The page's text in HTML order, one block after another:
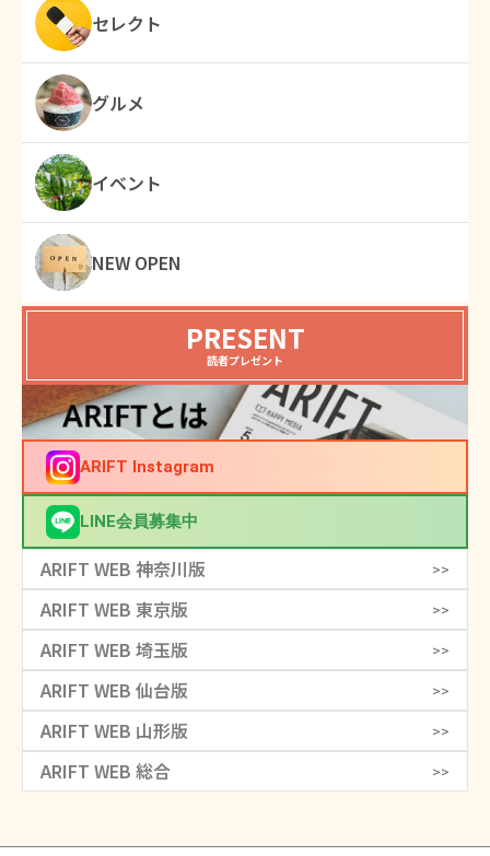
セレクト
グルメ
イベント
NEW OPEN
PRESENT
読者プレゼント
ARIFT Instagram
LINE会員募集中
ARIFT WEB 神奈川版 >>
ARIFT WEB 東京版 >>
ARIFT WEB 埼玉版 >>
ARIFT WEB 仙台版 >>
ARIFT WEB 山形版 >>
ARIFT WEB 総合 >>